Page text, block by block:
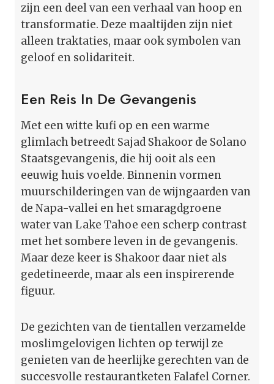
zijn een deel van een verhaal van hoop en
transformatie. Deze maaltijden zijn niet
alleen traktaties, maar ook symbolen van
geloof en solidariteit.
Een Reis In De Gevangenis
Met een witte kufi op en een warme
glimlach betreedt Sajad Shakoor de Solano
Staatsgevangenis, die hij ooit als een
eeuwig huis voelde. Binnenin vormen
muurschilderingen van de wijngaarden van
de Napa-vallei en het smaragdgroene
water van Lake Tahoe een scherp contrast
met het sombere leven in de gevangenis.
Maar deze keer is Shakoor daar niet als
gedetineerde, maar als een inspirerende
figuur.
De gezichten van de tientallen verzamelde
moslimgelovigen lichten op terwijl ze
genieten van de heerlijke gerechten van de
succesvolle restaurantketen Falafel Corner.